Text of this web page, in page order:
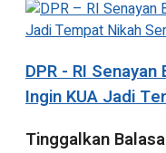
DPR - RI
Ingin KUA Jadi
Tinggalkan